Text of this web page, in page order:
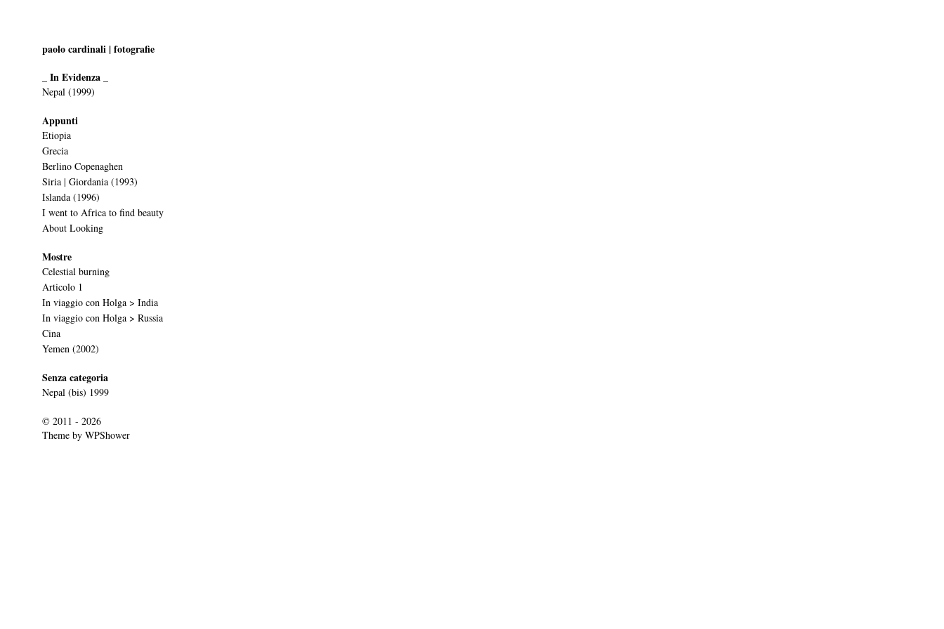
paolo cardinali | fotografie
_ In Evidenza _
Nepal (1999)
Appunti
Etiopia
Grecia
Berlino Copenaghen
Siria | Giordania (1993)
Islanda (1996)
I went to Africa to find beauty
About Looking
Mostre
Celestial burning
Articolo 1
In viaggio con Holga > India
In viaggio con Holga > Russia
Cina
Yemen (2002)
Senza categoria
Nepal (bis) 1999
© 2011 - 2026
Theme by WPShower